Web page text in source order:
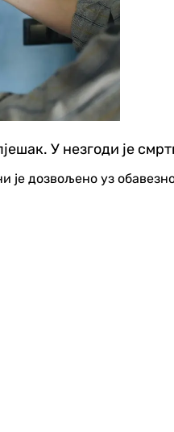
У незгоди је
је дозвољено уз